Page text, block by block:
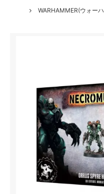
WARHAMMER(ウォー